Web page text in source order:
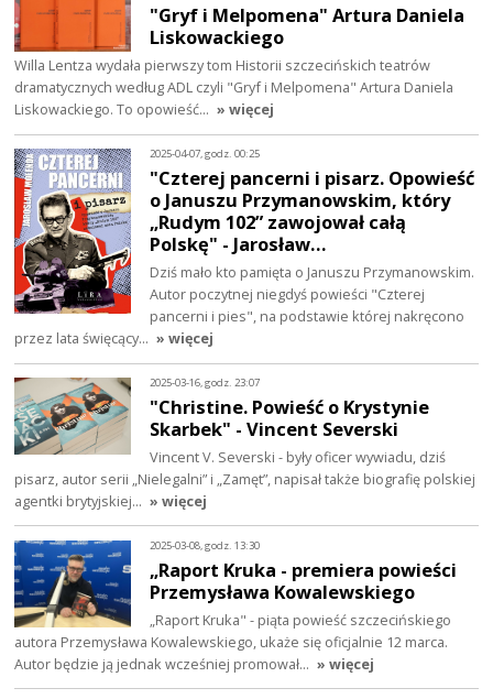
"Gryf i Melpomena" Artura Daniela
Liskowackiego
Willa Lentza wydała pierwszy tom Historii szczecińskich teatrów
dramatycznych według ADL czyli "Gryf i Melpomena" Artura Daniela
Liskowackiego. To opowieść… » więcej
2025-04-07, godz. 00:25
"Czterej pancerni i pisarz. Opowieść
o Januszu Przymanowskim, który
„Rudym 102” zawojował całą
Polskę" - Jarosław…
Dziś mało kto pamięta o Januszu Przymanowskim.
Autor poczytnej niegdyś powieści "Czterej
pancerni i pies", na podstawie której nakręcono
przez lata święcący… » więcej
2025-03-16, godz. 23:07
"Christine. Powieść o Krystynie
Skarbek" - Vincent Severski
Vincent V. Severski - były oficer wywiadu, dziś
pisarz, autor serii „Nielegalni” i „Zamęt”, napisał także biografię polskiej
agentki brytyjskiej… » więcej
2025-03-08, godz. 13:30
„Raport Kruka - premiera powieści
Przemysława Kowalewskiego
„Raport Kruka" - piąta powieść szczecińskiego
autora Przemysława Kowalewskiego, ukaże się oficjalnie 12 marca.
Autor będzie ją jednak wcześniej promował… » więcej